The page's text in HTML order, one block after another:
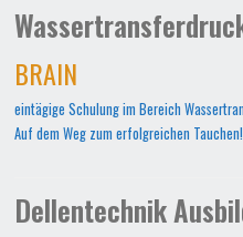
BRAIN
eintägige Schulung im Bereich
Auf dem Weg zum erfolgreichen Tauchen!
Dellentechnik